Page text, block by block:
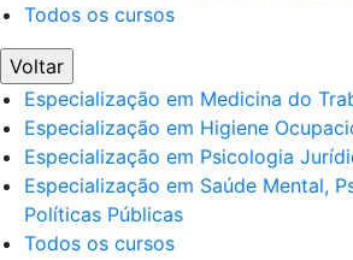
Todos os cursos
Voltar
Especialização em Medicina do
Especialização em Higiene
Especialização em Psicologia
Especialização em Saúde Mental,
Políticas Públicas
Todos os cursos